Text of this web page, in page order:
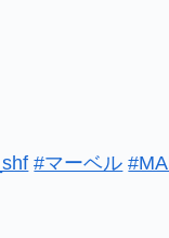
#マーベル